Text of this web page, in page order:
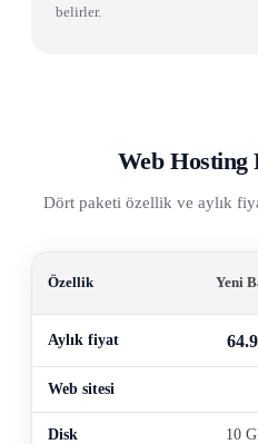
belirler.
Web Hosting
Dört paketi özellik ve aylık
Özellik Yeni
Aylık fiyat
Web sitesi
Disk 10